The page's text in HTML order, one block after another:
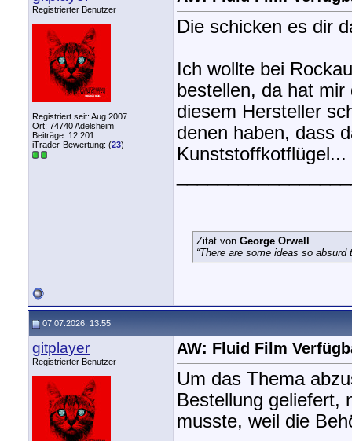
Registrierter Benutzer
Registriert seit: Aug 2007
Ort: 74740 Adelsheim
Beiträge: 12.201
iTrader-Bewertung: (23)
Die schicken es dir
Ich wollte bei
bestellen, da hat
diesem Hersteller
denen haben, dass
Kunststoffkotflügel...
Zitat von George Orwell
“There are some ideas so
07.07.2026, 13:55
gitplayer
Registrierter Benutzer
AW: Fluid Film
Um das Thema
Bestellung geliefert,
musste, weil die